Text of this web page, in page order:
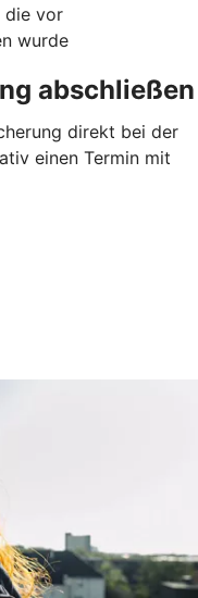
die vor
wurde
abschließen
direkt bei der
einen Termin mit